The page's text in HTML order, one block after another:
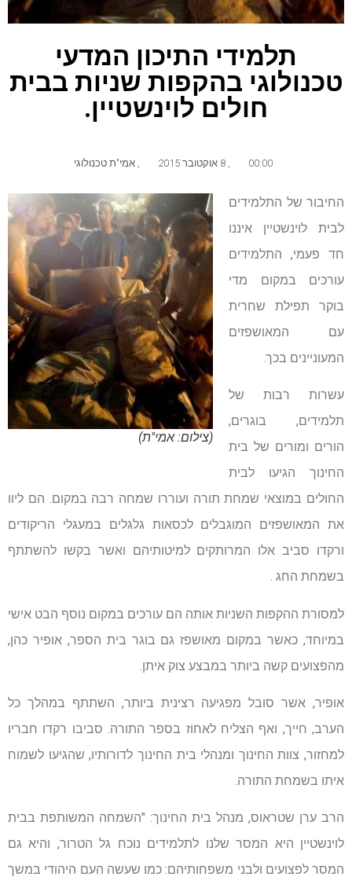
תלמידי התיכון המדעי
טכנולוגי בהקפות שניות בבית
חולים לוינשטיין.
00:00 8 אוקטובר 2015 אמי"ת טכנולוגי
(צילום: אמי"ת)
החיבור של התלמידים
לבית לוינשטיין איננו
חד פעמי, התלמידים
עורכים במקום מדי
בוקר תפילת שחרית
עם המאושפזים
המעוניינים בכך.
עשרות רבות של
תלמידים, בוגרים,
הורים ומורים של בית
החינוך הגיעו לבית
החולים במוצאי שמחת תורה ועוררו שמחה רבה במקום. הם ליוו
את המאושפזים המוגבלים לכסאות גלגלים במעגלי הריקודים
ורקדו סביב אלו המרותקים למיטותיהם ואשר בקשו להשתתף
בשמחת החג .
למסורת ההקפות השניות אותה הם עורכים במקום נוסף הבט אישי
במיוחד, כאשר במקום מאושפז גם בוגר בית הספר, אופיר כהן,
מהפצועים קשה ביותר במבצע צוק איתן.
אופיר, אשר סובל מפגיעה רצינית ביותר, השתתף במהלך כל
הערב, חייך, ואף הצליח לאחוז בספר התורה. סביבו רקדו חבריו
למחזור, צוות החינוך ומנהלי בית החינוך לדורותיו, שהגיעו לשמוח
איתו בשמחת התורה.
הרב ערן שטראוס, מנהל בית החינוך: "השמחה המשותפת בבית
לוינשטיין היא המסר שלנו לתלמידים נוכח גל הטרור, והיא גם
המסר לפצועים ולבני משפחותיהם: כמו שעשה העם היהודי במשך